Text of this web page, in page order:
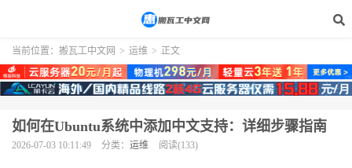
当前位置： 搬瓦工中文网 > 运维 > 正文
如何在Ubuntu系统中添加中文支持：详细步骤指南
2026-07-03 10:11:49 分类： 运维 阅读(133)